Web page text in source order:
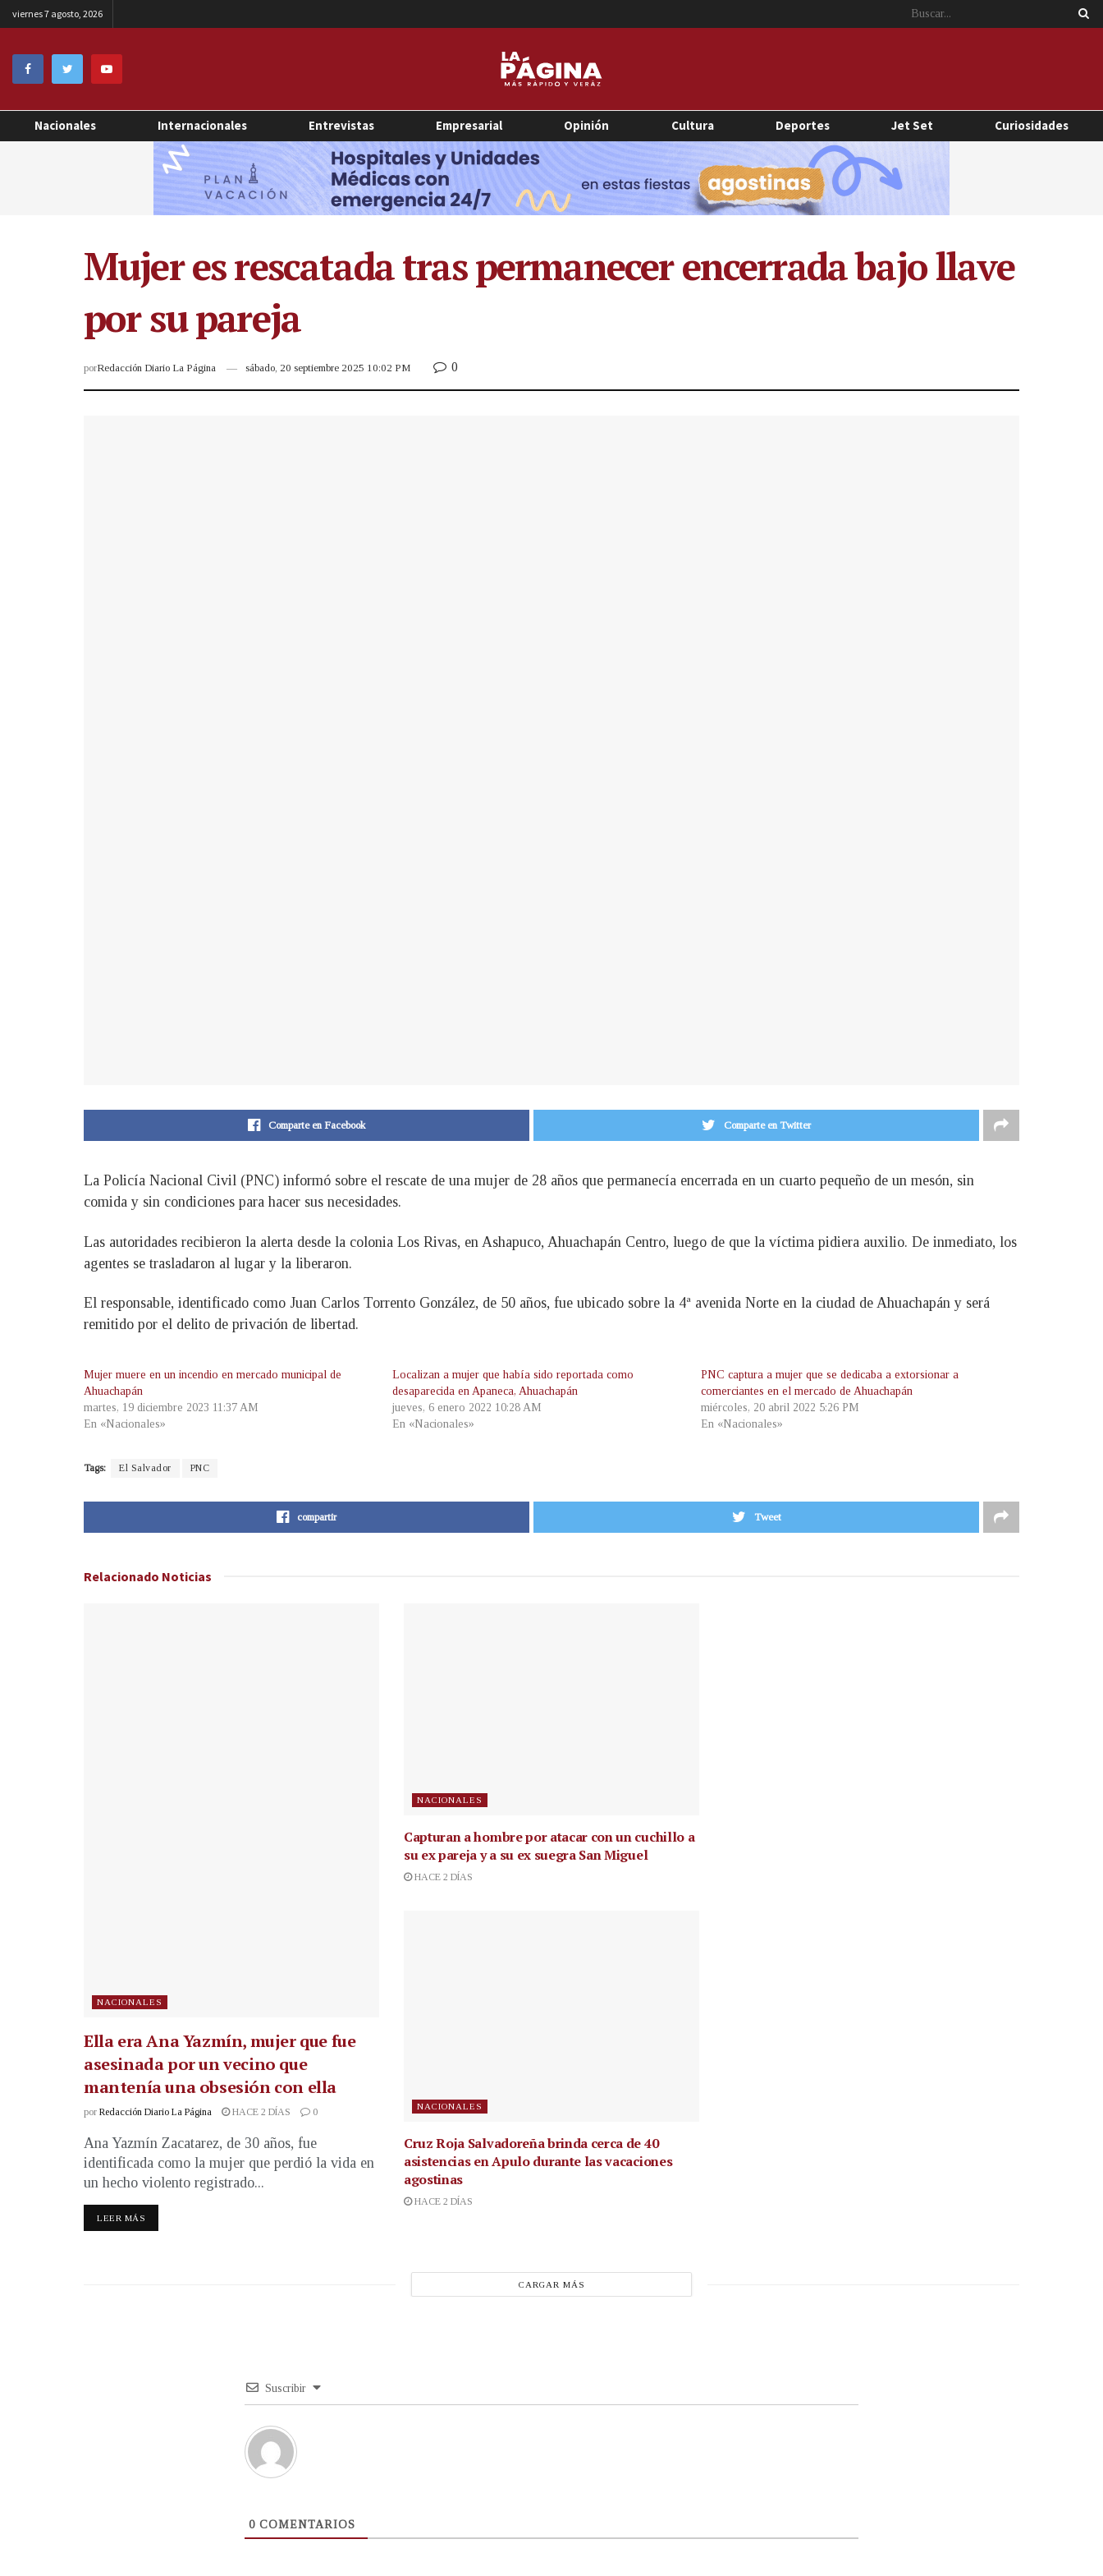
viernes 7 agosto, 2026
Nacionales Internacionales Entrevistas Empresarial Opinión Cultura Deportes Jet Set Curiosidades
Mujer es rescatada tras permanecer encerrada bajo llave
por su pareja
porRedacción Diario La Página sábado, 20 septiembre 2025 10:02 PM 0
Comparte en Facebook Comparte en Twitter
La Policía Nacional Civil (PNC) informó sobre el rescate de una mujer de 28 años que permanecía encerrada en un cuarto pequeño de un mesón, sin
comida y sin condiciones para hacer sus necesidades.
Las autoridades recibieron la alerta desde la colonia Los Rivas, en Ashapuco, Ahuachapán Centro, luego de que la víctima pidiera auxilio. De inmediato, los
agentes se trasladaron al lugar y la liberaron.
El responsable, identificado como Juan Carlos Torrento González, de 50 años, fue ubicado sobre la 4ª avenida Norte en la ciudad de Ahuachapán y será
remitido por el delito de privación de libertad.
Mujer muere en un incendio en mercado municipal de
Ahuachapán
martes, 19 diciembre 2023 11:37 AM
En «Nacionales»
Localizan a mujer que había sido reportada como
desaparecida en Apaneca, Ahuachapán
jueves, 6 enero 2022 10:28 AM
En «Nacionales»
PNC captura a mujer que se dedicaba a extorsionar a
comerciantes en el mercado de Ahuachapán
miércoles, 20 abril 2022 5:26 PM
En «Nacionales»
Tags: El Salvador PNC
compartir Tweet
Relacionado Noticias
NACIONALES
Ella era Ana Yazmín, mujer que fue
asesinada por un vecino que
mantenía una obsesión con ella
por Redacción Diario La Página HACE 2 DÍAS 0
Ana Yazmín Zacatarez, de 30 años, fue
identificada como la mujer que perdió la vida en
un hecho violento registrado...
LEER MÁS
NACIONALES
Capturan a hombre por atacar con un cuchillo a
su ex pareja y a su ex suegra San Miguel
HACE 2 DÍAS
NACIONALES
Cruz Roja Salvadoreña brinda cerca de 40
asistencias en Apulo durante las vacaciones
agostinas
HACE 2 DÍAS
CARGAR MÁS
Suscribir
0 COMENTARIOS